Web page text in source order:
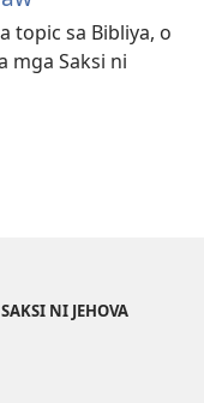
topic sa Bibliya, o
mga Saksi ni
NI JEHOVA